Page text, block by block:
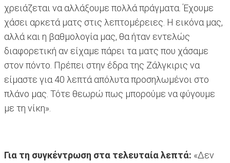
χρειάζεται να αλλάξουμε πολλά πράγματα. Έχουμε
χάσει αρκετά ματς στις λεπτομέρειες. Η εικόνα μας,
αλλά και η βαθμολογία μας, θα ήταν εντελώς
διαφορετική αν είχαμε πάρει τα ματς που χάσαμε
στον πόντο. Πρέπει στην έδρα της Ζάλγκιρις να
είμαστε για 40 λεπτά απόλυτα προσηλωμένοι στο
πλάνο μας. Τότε θεωρώ πως μπορούμε να φύγουμε
με τη νίκη».
Για τη συγκέντρωση στα τελευταία λεπτά: «Δεν